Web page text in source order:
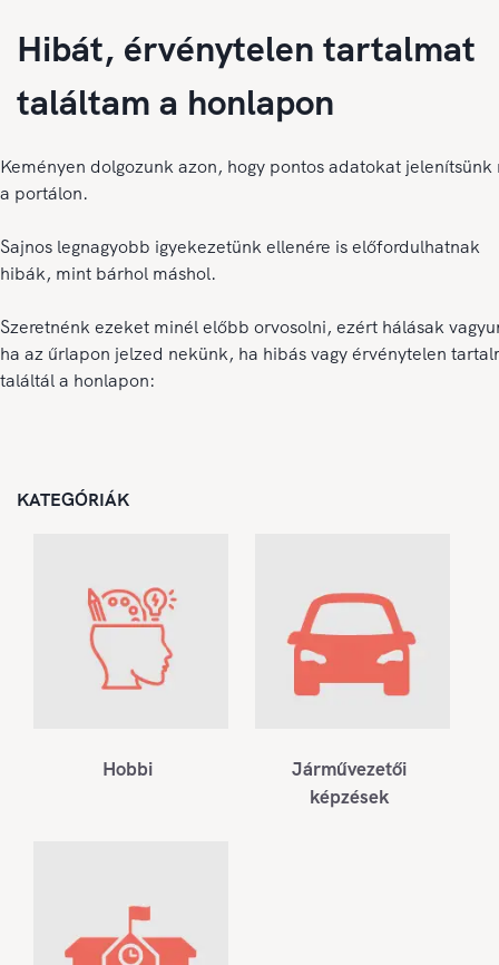
Hibát, érvénytelen tartalmat
találtam a honlapon
Keményen dolgozunk azon, hogy pontos adatokat jelenítsünk
a portálon.
Sajnos legnagyobb igyekezetünk ellenére is előfordulhatnak
hibák, mint bárhol máshol.
Szeretnénk ezeket minél előbb orvosolni, ezért hálásak
ha az űrlapon jelzed nekünk, ha hibás vagy érvénytelen
találtál a honlapon:
KATEGÓRIÁK
Hobbi
Járművezetői
képzések